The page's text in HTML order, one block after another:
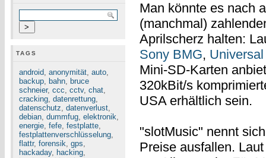
TAGS
android, anonymität, auto,
backup, bahn, bruce
schneier, ccc, cctv, chat,
cracking, datenrettung,
datenschutz, datenverlust,
debian, dummfug, elektronik,
energie, fefe, festplatte,
festplattenverschlüsselung,
flattr, forensik, gps,
hackaday, hacking,
Man könnte es nach
(manchmal)
Aprilscherz halten:
Sony BMG, Universal
Mini-SD-Karten
320kBit/s
USA erhältlich sein.
"slotMusic" nennt
Preise ausfallen.